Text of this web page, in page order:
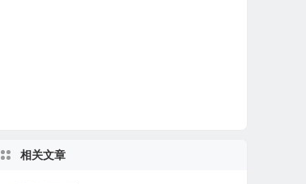
相关文章